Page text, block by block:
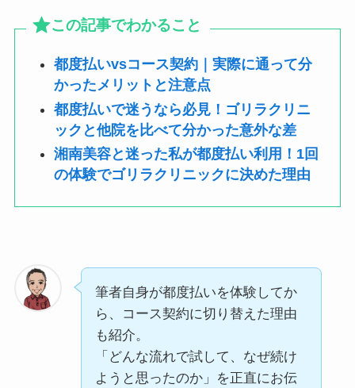
この記事でわかること
都度払いvsコース契約｜実際に通って分
かったメリットと注意点
都度払いで迷うなら必見！ゴリラクリニ
ックと他院を比べて分かった意外な差
湘南美容と迷った私が都度払い利用！1回
の体験でゴリラクリニックに決めた理由
筆者自身が都度払いを体験してか
ら、コース契約に切り替えた理由
も紹介。
「どんな流れで試して、なぜ続け
ようと思ったのか」を正直にお伝